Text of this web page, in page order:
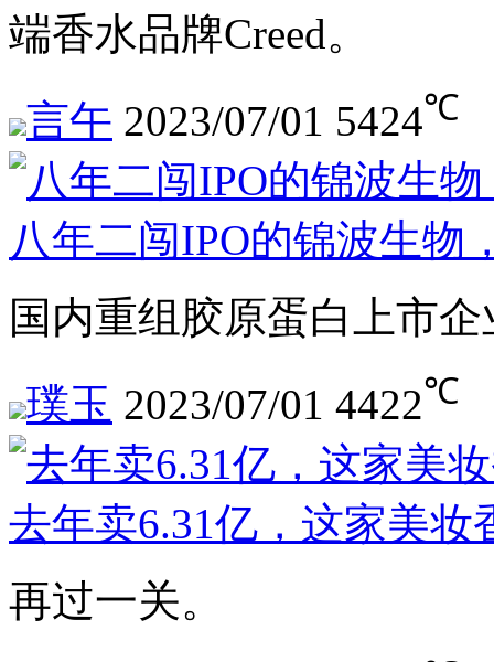
端香水品牌Creed。
言午 2023/07/01 5424℃
八年二闯IPO的锦波生物
国内重组胶原蛋白上市
璞玉 2023/07/01 4422℃
去年卖6.31亿，这家美妆
再过一关。